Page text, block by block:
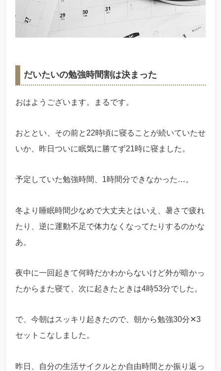
だいたいの勉強時間割は決まった
おはようございます。まるです。
おととい、その前と22時頃に寝ることが続いていたせ
いか、昨日ついに眠気に勝てず21時に寝ました。
予定していた勉強時間、1時間分できなかった…。
冬より睡眠時間少なめで大丈夫とはいえ、暑さで疲れ
たり、逆に運動不足で体力なくなってたりするのかな
あ。
夜中に一回起きて何時だかわからないけど外が暗かっ
たからまた寝て、次に起きたときは4時53分でした。
で、今朝はスッキリ起きたので、朝から勉強30分✕3
セットこなしました。
昨日、自分の生活サイクルとか自由時間とか振り返っ